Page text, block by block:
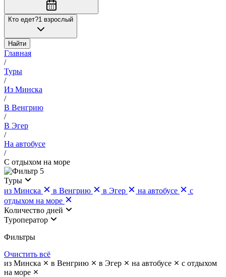
Кто едет?1 взрослый
Найти
Главная
/
Туры
/
Из Минска
/
В Венгрию
/
В Эгер
/
На автобусе
/
С отдыхом на море
5
Туры
из Минска
в Венгрию в Эгер на автобусе
с
отдыхом на море
Количество дней
Туроператор
Фильтры
Очистить всё
из Минска
в Венгрию в Эгер на автобусе
с отдыхом
на море